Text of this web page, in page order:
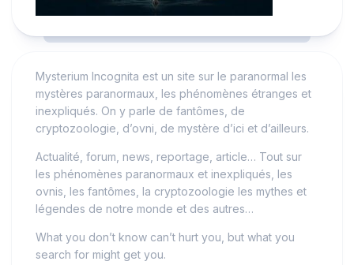
Mysterium Incognita est un site sur le paranormal les
mystères paranormaux, les phénomènes étranges et
inexpliqués. On y parle de fantômes, de
cryptozoologie, d’ovni, de mystère d’ici et d’ailleurs.
Actualité, forum, news, reportage, article… Tout sur
les phénomènes paranormaux et inexpliqués, les
ovnis, les fantômes, la cryptozoologie les mythes et
légendes de notre monde et des autres…
What you don’t know can’t hurt you, but what you
search for might get you.